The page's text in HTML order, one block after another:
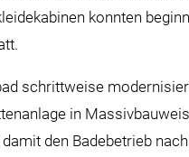
konnten
schrittweise
in
den Badebetrieb